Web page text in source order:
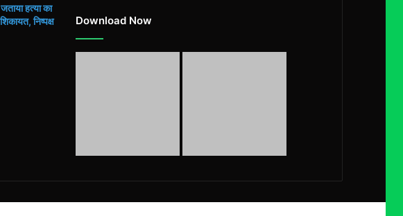
हत्या का
निष्पक्ष
Download Now